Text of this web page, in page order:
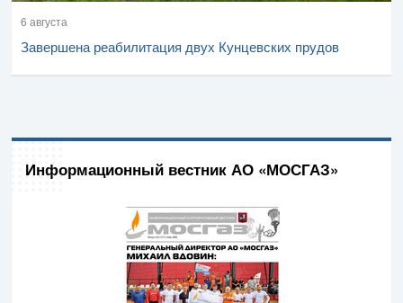
6 августа
Завершена реабилитация двух Кунцевских прудов
Информационный вестник АО «МОСГАЗ»